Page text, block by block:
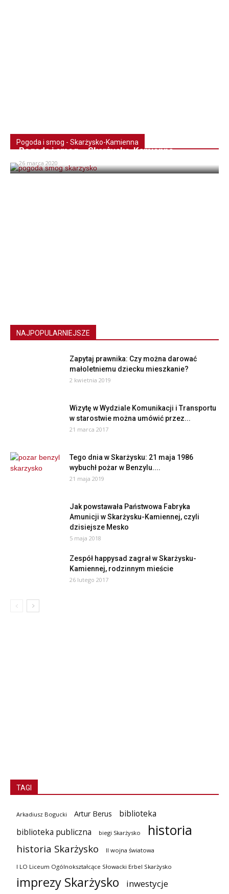
Pogoda i smog - Skarżysko-Kamienna
Pogoda i smog – Skarżysko-Kamienna
26 marca 2020
NAJPOPULARNIEJSZE
Zapytaj prawnika: Czy można darować
małoletniemu dziecku mieszkanie?
2 kwietnia 2019
Wizytę w Wydziale Komunikacji i Transportu
w starostwie można umówić przez...
21 marca 2017
Tego dnia w Skarżysku: 21 maja 1986
wybuchł pożar w Benzylu....
21 maja 2019
Jak powstawała Państwowa Fabryka
Amunicji w Skarżysku-Kamiennej, czyli
dzisiejsze Mesko
5 maja 2018
Zespół happysad zagrał w Skarżysku-
Kamiennej, rodzinnym mieście
26 lutego 2017
TAGI
Arkadiusz Bogucki Artur Berus
biblioteka
biblioteka publiczna
biegi Skarżysko historia
historia Skarżysko II wojna światowa
I LO Liceum Ogólnokształcące Słowacki Erbel Skarżysko
imprezy Skarżysko inwestycje